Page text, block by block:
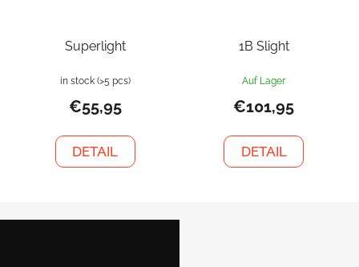
Superlight
in stock (>5 pcs)
€55,95
DETAIL
1B Slight
Auf Lager
€101,95
DETAIL